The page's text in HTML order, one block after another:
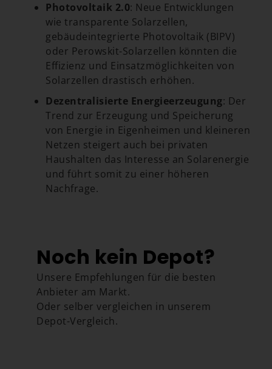
Photovoltaik 2.0: Neue Entwicklungen
wie transparente Solarzellen,
gebäudeintegrierte Photovoltaik (BIPV)
oder Perowskit-Solarzellen könnten die
Effizienz und Einsatzmöglichkeiten von
Solarzellen drastisch erhöhen.
Dezentralisierte Energieerzeugung: Der
Trend zur Erzeugung und Speicherung
von Energie in Eigenheimen und kleineren
Netzen steigert auch bei privaten
Haushalten das Interesse an Solarenergie
und führt somit zu einer höheren
Nachfrage.
Noch kein Depot?
Unsere Empfehlungen für die besten
Anbieter am Markt.
Oder selber vergleichen in unserem
Depot-Vergleich.